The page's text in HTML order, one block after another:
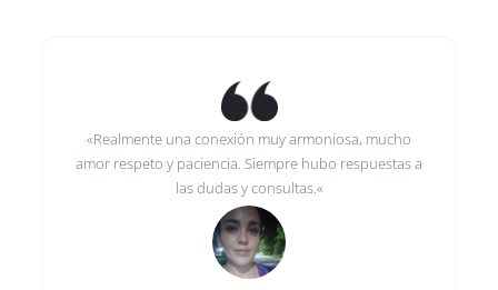
«Realmente una conexión muy armoniosa, mucho
amor respeto y paciencia. Siempre hubo respuestas a
las dudas y consultas.«